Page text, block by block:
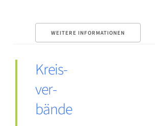
WEI­TE­RE INFOR­MA­TIO­NEN
Kreis­
ver­
bän­de